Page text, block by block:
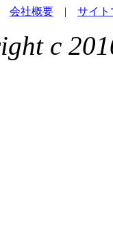
会社概要 | サイト
c